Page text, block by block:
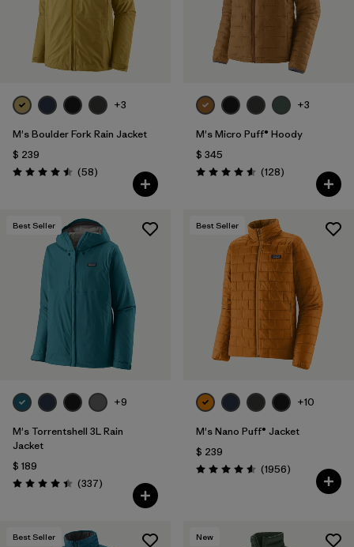
+3
M's Boulder Fork Rain Jacket
$ 239
Valoración: 4.5 / 5
(58Comentarios
)
+3
M's Micro Puff® Hoody
$ 345
Valoración: 4.6 / 5
(128Comentarios
)
Best Seller
+9
M's Torrentshell 3L Rain
Jacket
$ 189
Valoración: 4.4 / 5
(337Comentarios
)
Best Seller
+10
M's Nano Puff® Jacket
$ 239
Valoración: 4.6 / 5
(1956Comentarios
)
Best Seller New